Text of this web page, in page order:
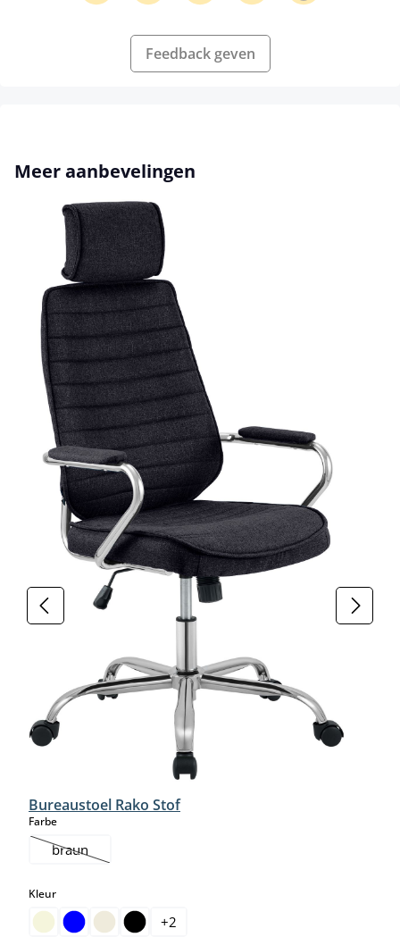
Feedback geven
Productgalerij overslaan
Meer aanbevelingen
Bureaustoel Rako Stof
Farbeselect
braun
(Deze optie is momenteel niet beschikbaar.)
Kleurselect
+2